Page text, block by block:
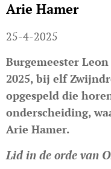
Arie Hamer
25-4-2025
Burgemeester
2025, bij elf
opgespeld die
onderscheiding,
Arie Hamer.
Lid in de orde van